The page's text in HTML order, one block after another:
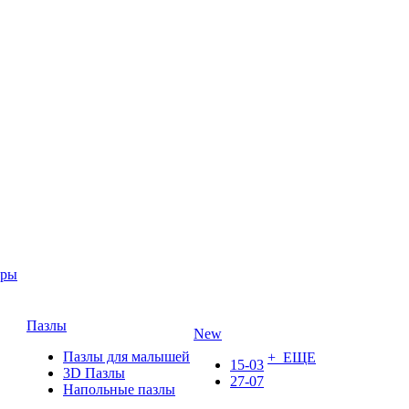
Пазлы
Пазлы для малышей
3D Пазлы
Напольные пазлы
New
15-03
27-07
+ ЕЩЕ